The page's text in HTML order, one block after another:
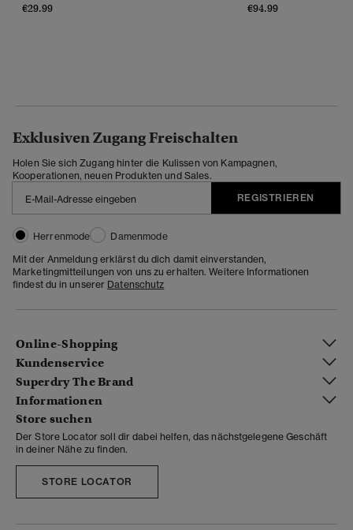
€29.99 €94.99
Exklusiven Zugang Freischalten
Holen Sie sich Zugang hinter die Kulissen von Kampagnen,
Kooperationen, neuen Produkten und Sales.
REGISTRIEREN
Herrenmode
Damenmode
Mit der Anmeldung erklärst du dich damit einverstanden,
Marketingmitteilungen von uns zu erhalten. Weitere Informationen
findest du in unserer Datenschutz
Online-Shopping
Kundenservice
Superdry The Brand
Informationen
Store suchen
Der Store Locator soll dir dabei helfen, das nächstgelegene Geschäft
in deiner Nähe zu finden.
STORE LOCATOR